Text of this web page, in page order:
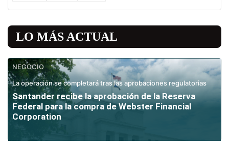
LO MÁS ACTUAL
NEGOCIO
La operación se completará tras las aprobaciones regulatorias
Santander recibe la aprobación de la Reserva
Federal para la compra de Webster Financial
Corporation